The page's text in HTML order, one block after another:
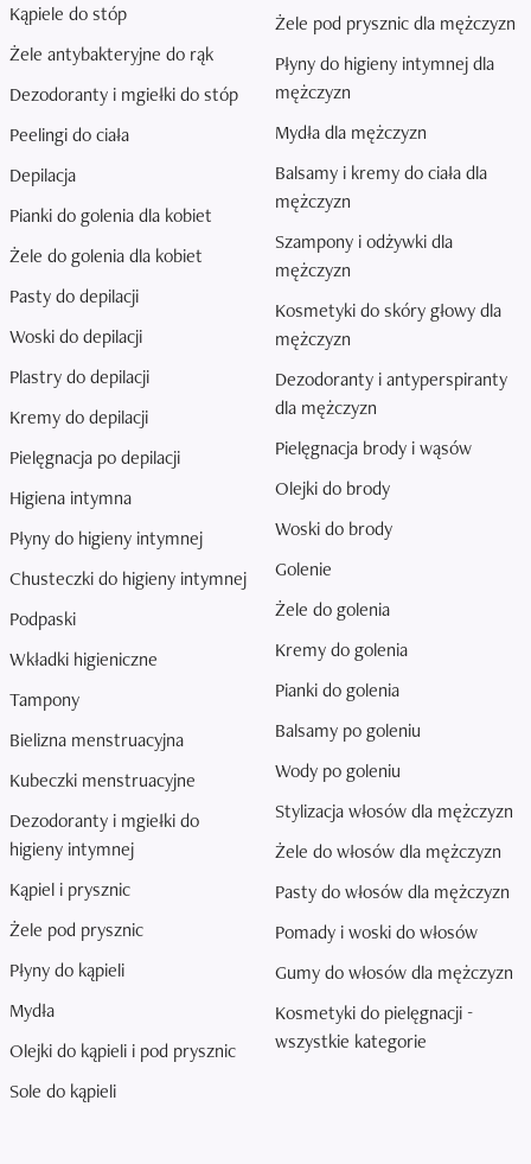
Kąpiele do stóp
Żele antybakteryjne do rąk
Dezodoranty i mgiełki do stóp
Peelingi do ciała
Depilacja
Pianki do golenia dla kobiet
Żele do golenia dla kobiet
Pasty do depilacji
Woski do depilacji
Plastry do depilacji
Kremy do depilacji
Pielęgnacja po depilacji
Higiena intymna
Płyny do higieny intymnej
Chusteczki do higieny intymnej
Podpaski
Wkładki higieniczne
Tampony
Bielizna menstruacyjna
Kubeczki menstruacyjne
Dezodoranty i mgiełki do
higieny intymnej
Kąpiel i prysznic
Żele pod prysznic
Płyny do kąpieli
Mydła
Olejki do kąpieli i pod prysznic
Sole do kąpieli
Żele pod prysznic dla mężczyzn
Płyny do higieny intymnej dla
mężczyzn
Mydła dla mężczyzn
Balsamy i kremy do ciała dla
mężczyzn
Szampony i odżywki dla
mężczyzn
Kosmetyki do skóry głowy dla
mężczyzn
Dezodoranty i antyperspiranty
dla mężczyzn
Pielęgnacja brody i wąsów
Olejki do brody
Woski do brody
Golenie
Żele do golenia
Kremy do golenia
Pianki do golenia
Balsamy po goleniu
Wody po goleniu
Stylizacja włosów dla mężczyzn
Żele do włosów dla mężczyzn
Pasty do włosów dla mężczyzn
Pomady i woski do włosów
Gumy do włosów dla mężczyzn
Kosmetyki do pielęgnacji -
wszystkie kategorie